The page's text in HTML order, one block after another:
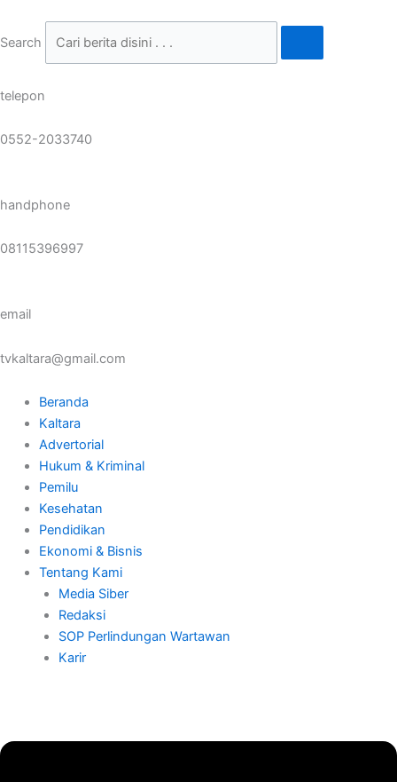
content
Search
telepon
0552-2033740
handphone
08115396997
email
tvkaltara@gmail.com
Beranda
Kaltara
Advertorial
Hukum & Kriminal
Pemilu
Kesehatan
Pendidikan
Ekonomi & Bisnis
Tentang Kami
Media Siber
Redaksi
SOP Perlindungan Wartawan
Karir